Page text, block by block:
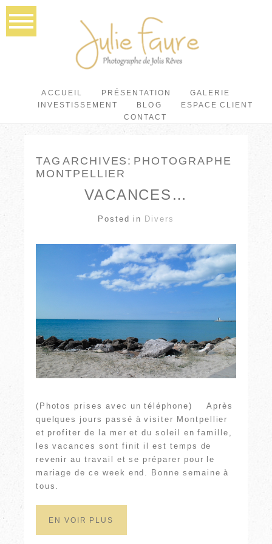
ACCUEIL PRÉSENTATION
GALERIE
INVESTISSEMENT
BLOG
ESPACE CLIENT
CONTACT
TAG ARCHIVES: PHOTOGRAPHE
MONTPELLIER
VACANCES…
Posted in Divers
(Photos prises avec un téléphone) Après
quelques jours passé à visiter Montpellier
et profiter de la mer et du soleil en famille,
les vacances sont finit il est temps de
revenir au travail et se préparer pour le
mariage de ce week end. Bonne semaine à
tous.
EN VOIR PLUS